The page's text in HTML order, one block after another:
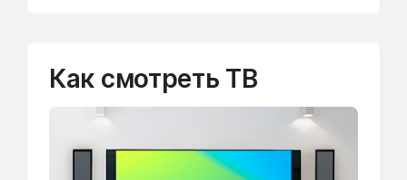
Как смотреть ТВ